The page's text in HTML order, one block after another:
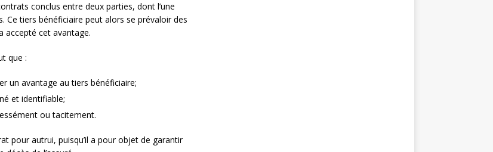
conclus entre deux parties, dont l’une
Ce tiers bénéficiaire peut alors se prévaloir des
accepté cet avantage.
que :
un avantage au tiers bénéficiaire;
et identifiable;
ou tacitement.
pour autrui, puisqu’il a pour objet de garantir